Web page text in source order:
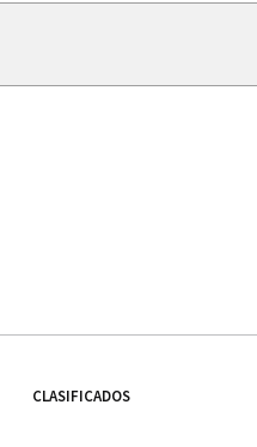
CLASIFICADOS